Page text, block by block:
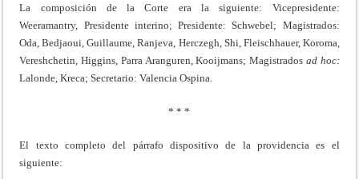
La composición de la Corte era la siguiente: Vicepresidente:
Weeramantry, Presidente interino; Presidente: Schwebel; Magistrados:
Oda, Bedjaoui, Guillaume, Ranjeva, Herczegh, Shi, Fleischhauer, Koroma,
Vereshchetin, Higgins, Parra Aranguren, Kooijmans; Magistrados ad hoc:
Lalonde, Kreca; Secretario: Valencia Ospina.
* * *
El texto completo del párrafo dispositivo de la providencia es el
siguiente: